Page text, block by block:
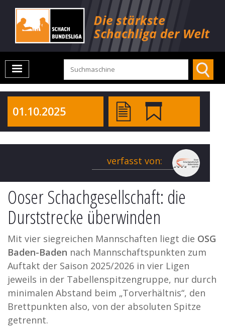
01.10.2025
verfasst von:
Ooser Schachgesellschaft: die
Durststrecke überwinden
Mit vier siegreichen Mannschaften liegt die OSG
Baden-Baden nach Mannschaftspunkten zum
Auftakt der Saison 2025/2026 in vier Ligen
jeweils in der Tabellenspitzengruppe, nur durch
minimalen Abstand beim „Torverhältnis“, den
Brettpunkten also, von der absoluten Spitze
getrennt.